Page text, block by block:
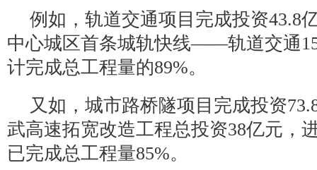
例如，轨道交通项目完成投资43.8
中心城区首条城轨快线——轨道交通
计完成总工程量的89%。
又如，城市路桥隧项目完成投资
武高速拓宽改造工程总投资38亿元，
已完成总工程量85%。